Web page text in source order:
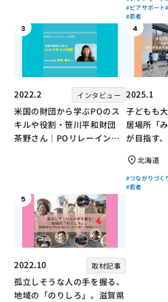
#ピアサポート
#若者
3
2022.2 インタビュー
米国の財団から学ぶPOのス
キルや役割・笹川平和財団
茶野さん｜POリレーインタ
4
2025.1
子どもも
居場所「
が目指す
ィづくり
北海道
#つながりづく
#若者
5
2022.10 取材記事
孤立しそうな人の手を握る、
地域の「のりしろ」。滋賀県